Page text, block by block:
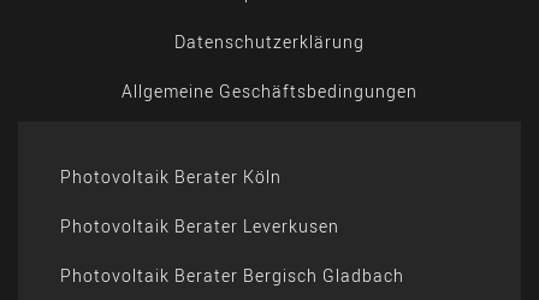
Datenschutzerklärung
Allgemeine Geschäftsbedingungen
Photovoltaik Berater Köln
Photovoltaik Berater Leverkusen
Photovoltaik Berater Bergisch Gladbach